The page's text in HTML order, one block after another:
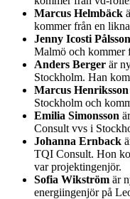
Marcus Helmbäck
kommer från en
Jenny Icosti Pålsson
Malmö och kommer
Anders Berger är
Stockholm. Han
Marcus Henriksson
Stockholm och
Emilia Simonsson
Consult vvs i
Johanna Ernback
TQI Consult. Hon
var projektingenjör.
Sofia Wikström är
energiingenjör på